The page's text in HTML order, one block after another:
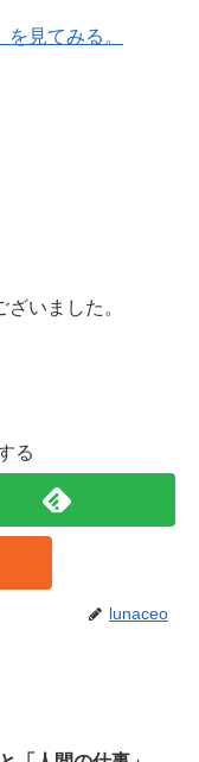
見てみる。
いました。
る
lunaceo